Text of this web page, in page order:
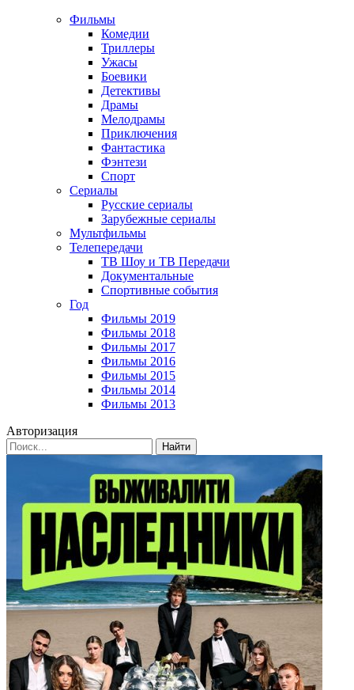
Фильмы
Комедии
Триллеры
Ужасы
Боевики
Детективы
Драмы
Мелодрамы
Приключения
Фантастика
Фэнтези
Спорт
Сериалы
Русские сериалы
Зарубежные сериалы
Мультфильмы
Телепередачи
ТВ Шоу и ТВ Передачи
Документальные
Спортивные события
Год
Фильмы 2019
Фильмы 2018
Фильмы 2017
Фильмы 2016
Фильмы 2015
Фильмы 2014
Фильмы 2013
Авторизация
Найти